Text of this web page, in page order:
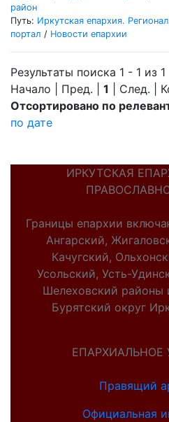
район
Путь: Иркутская епархия.
портал / Новости епархии
Результаты поиска 1 - 1 из 1
Начало | Пред. | 1 | След. |
Отсортировано по
по дате
ИРКУТСКАЯ
Границы епархии
Ангарский,
Качугский,
Усольский, Усть-
Шелеховский районы
Бурятский округ
ЕПАРХИАЛЬНОЕ
Правящий
Официальная